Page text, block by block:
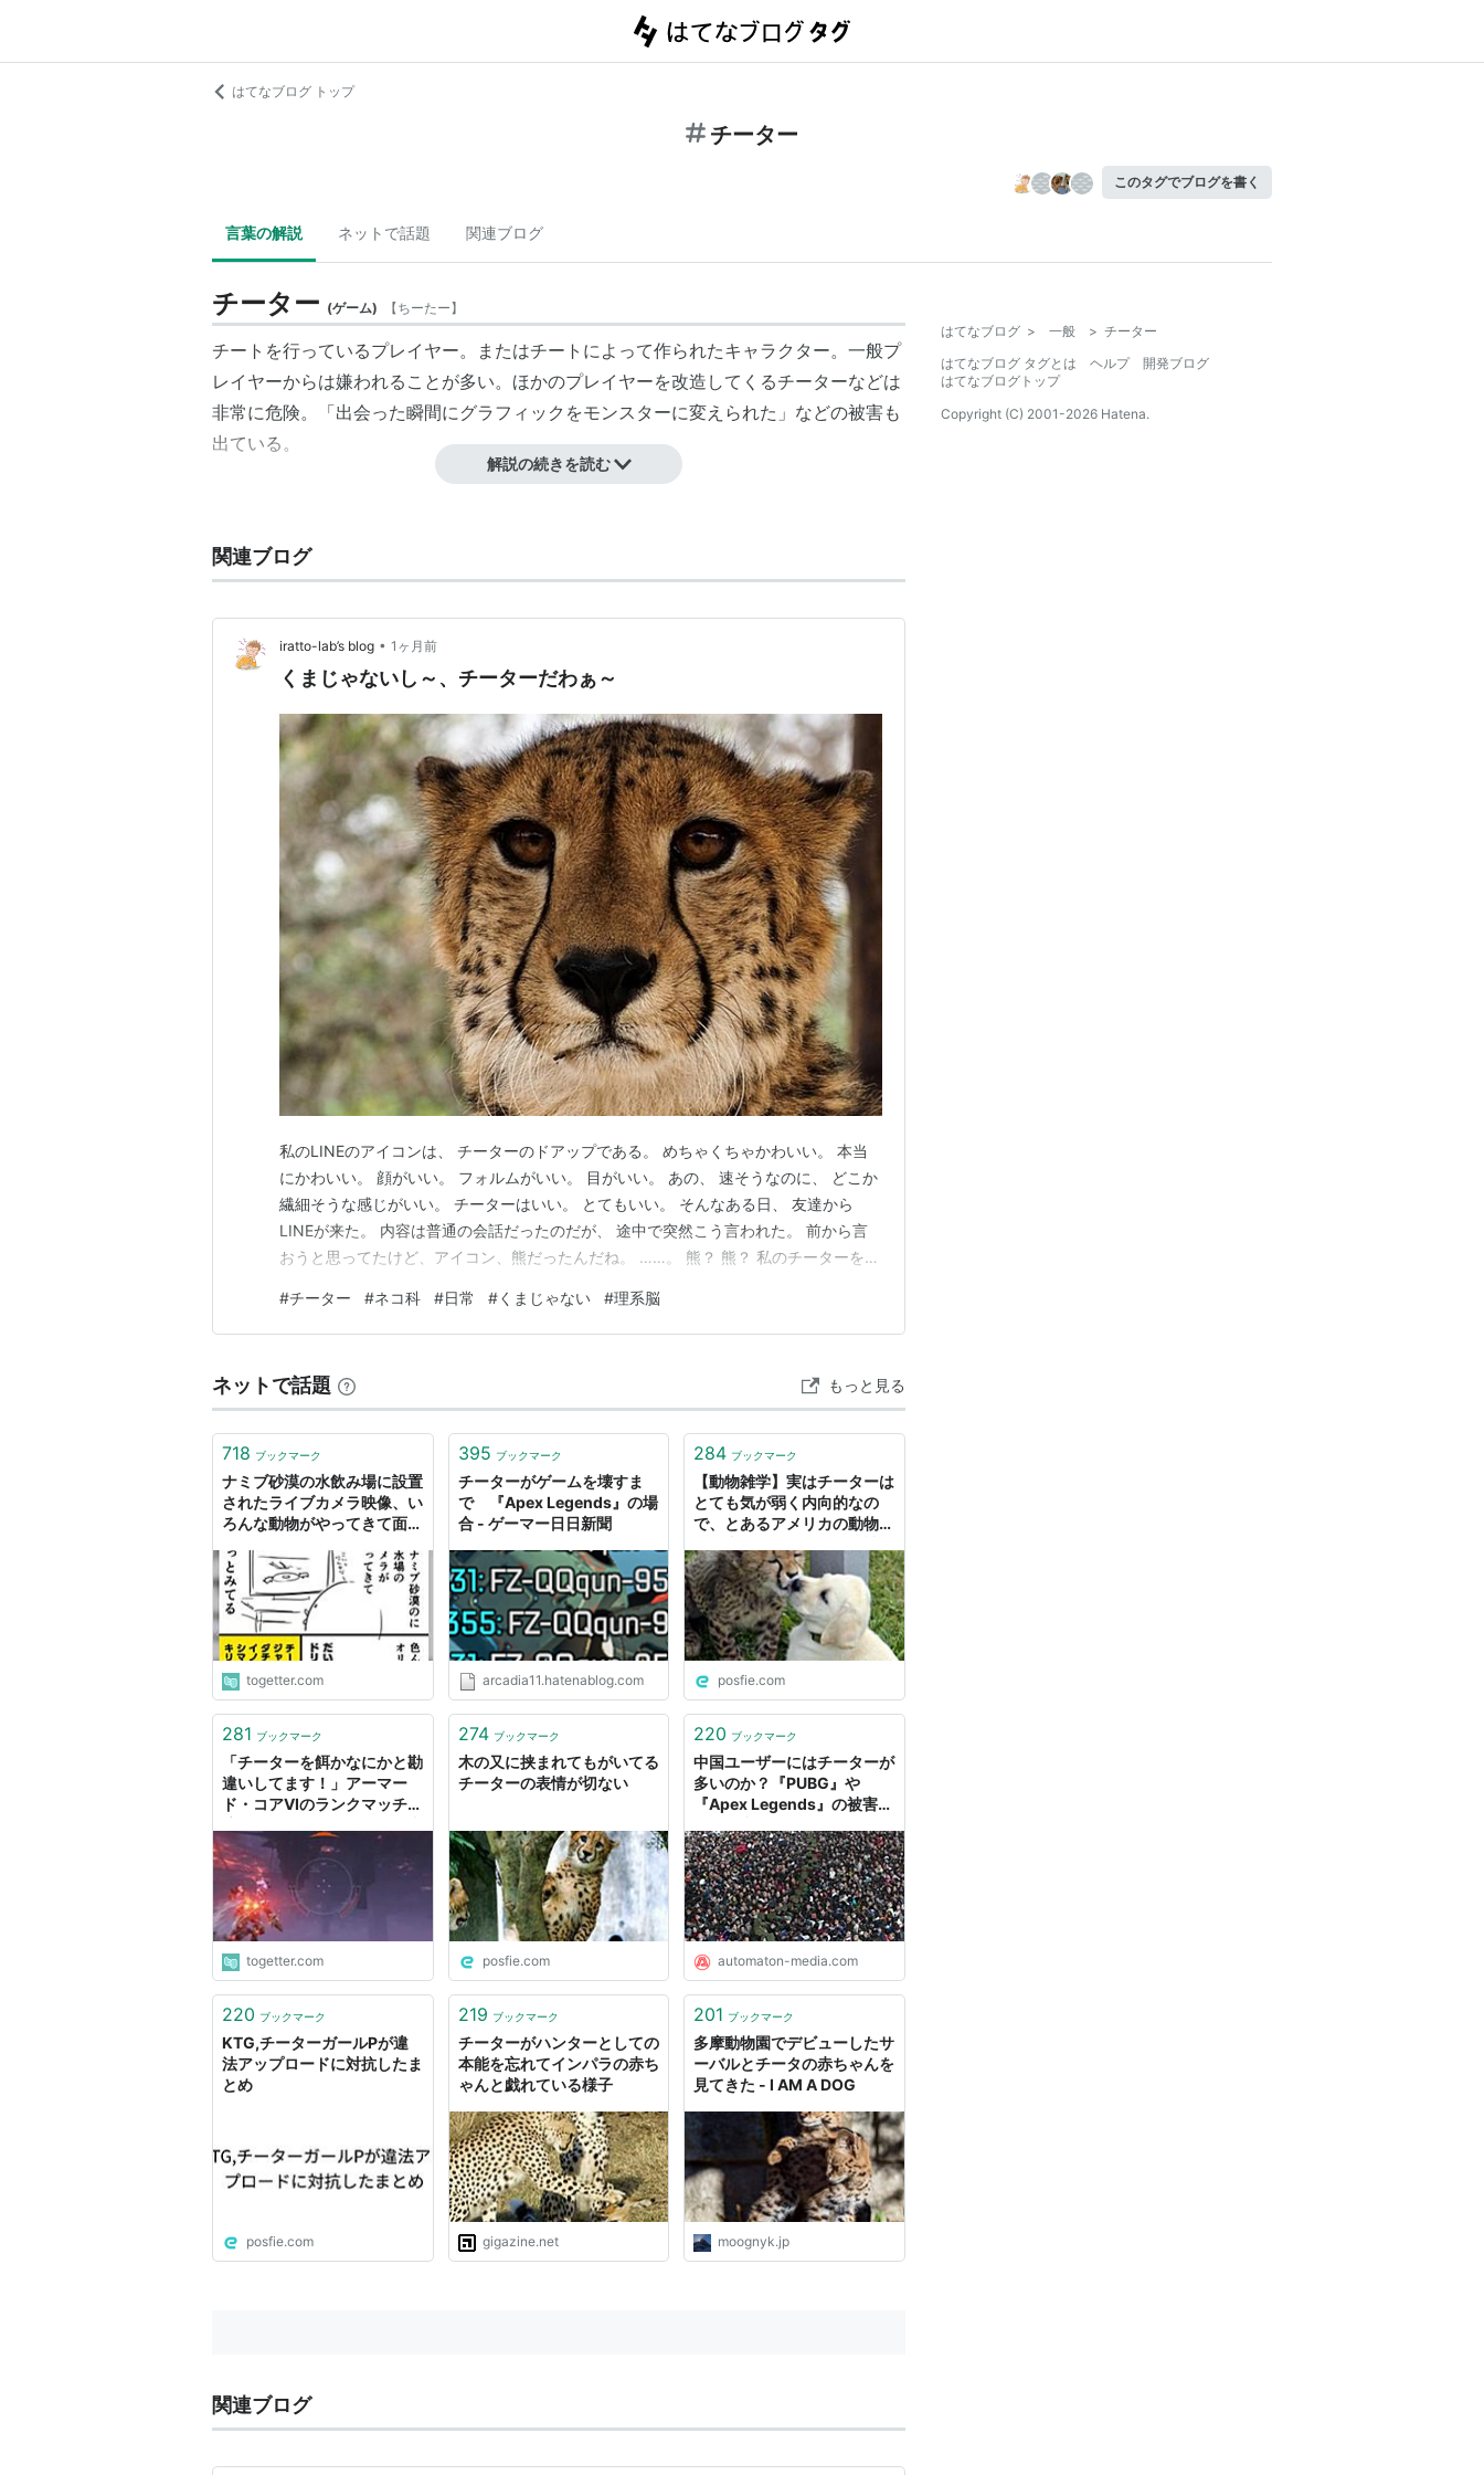
はてなブログ トップ
チーター
このタグでブログを書く
言葉の解説 ネットで話題 関連ブログ
チーター (ゲーム) 【ちーたー】
チートを行っているプレイヤー。またはチートによって作られたキャラクター。一般プ
レイヤーからは嫌われることが多い。ほかのプレイヤーを改造してくるチーターなどは
非常に危険。「出会った瞬間にグラフィックをモンスターに変えられた」などの被害も
出ている。
ワンダーウーマンのヴィラン。
解説の続きを読む
関連ブログ
iratto-lab’s blog • 1ヶ月前
くまじゃないし～、チーターだわぁ～
私のLINEのアイコンは、 チーターのドアップである。 めちゃくちゃかわいい。 本当
にかわいい。 顔がいい。 フォルムがいい。 目がいい。 あの、 速そうなのに、 どこか
繊細そうな感じがいい。 チーターはいい。 とてもいい。 そんなある日、 友達から
LINEが来た。 内容は普通の会話だったのだが、 途中で突然こう言われた。 前から言
おうと思ってたけど、アイコン、熊だったんだね。 ……。 熊？ 熊？ 私のチーターを見
あれはチーターである。 地上最速のネコ科である。 草原を走る美しきスプリンターで
ある。 断じて熊で…
#チーター #ネコ科 #日常 #くまじゃない #理系脳
ネットで話題 もっと見る
718 ブックマーク
ナミブ砂漠の水飲み場に設置
されたライブカメラ映像、い
ろんな動物がやってきて面白
togetter.com
395 ブックマーク
チーターがゲームを壊すま
で 『Apex Legends』の場
合 - ゲーマー日日新聞
arcadia11.hatenablog.com
284 ブックマーク
【動物雑学】実はチーターは
とても気が弱く内向的なの
で、とあるアメリカの動物園
サポートしている→「かわえ
え…」
posfie.com
281 ブックマーク
「チーターを餌かなにかと勘
違いしてます！」アーマー
ド・コアVIのランクマッチ環
たちが躍起になって回し始め
ているらしい
togetter.com
274 ブックマーク
木の又に挟まれてもがいてる
チーターの表情が切ない
posfie.com
220 ブックマーク
中国ユーザーにはチーターが
多いのか？『PUBG』や
『Apex Legends』の被害を
「産業としてのチート」 -
AUTOMATON
automaton-media.com
220 ブックマーク
KTG,チーターガールPが違
法アップロードに対抗したま
とめ
posfie.com
219 ブックマーク
チーターがハンターとしての
本能を忘れてインパラの赤ち
ゃんと戯れている様子
gigazine.net
201 ブックマーク
多摩動物園でデビューしたサ
ーバルとチータの赤ちゃんを
見てきた - I AM A DOG
moognyk.jp
関連ブログ
はてなブログ > 一般 > チーター
はてなブログ タグとは
ヘルプ
開発ブログ
はてなブログトップ
Copyright (C) 2001-2026 Hatena.